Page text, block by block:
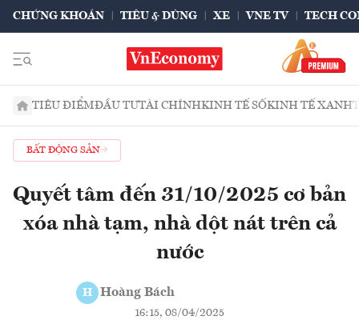
CHỨNG KHOÁN TIÊU & DÙNG XE VNE TV TECH
TIÊU ĐIỂMĐẦU TƯTÀI CHÍNHKINH TẾ SỐKINH TẾ XANH
BẤT ĐỘNG SẢN
Quyết tâm đến 31/10/2025 cơ bản
xóa nhà tạm, nhà dột nát trên cả
nước
H Hoàng Bách
16:15, 08/04/2025